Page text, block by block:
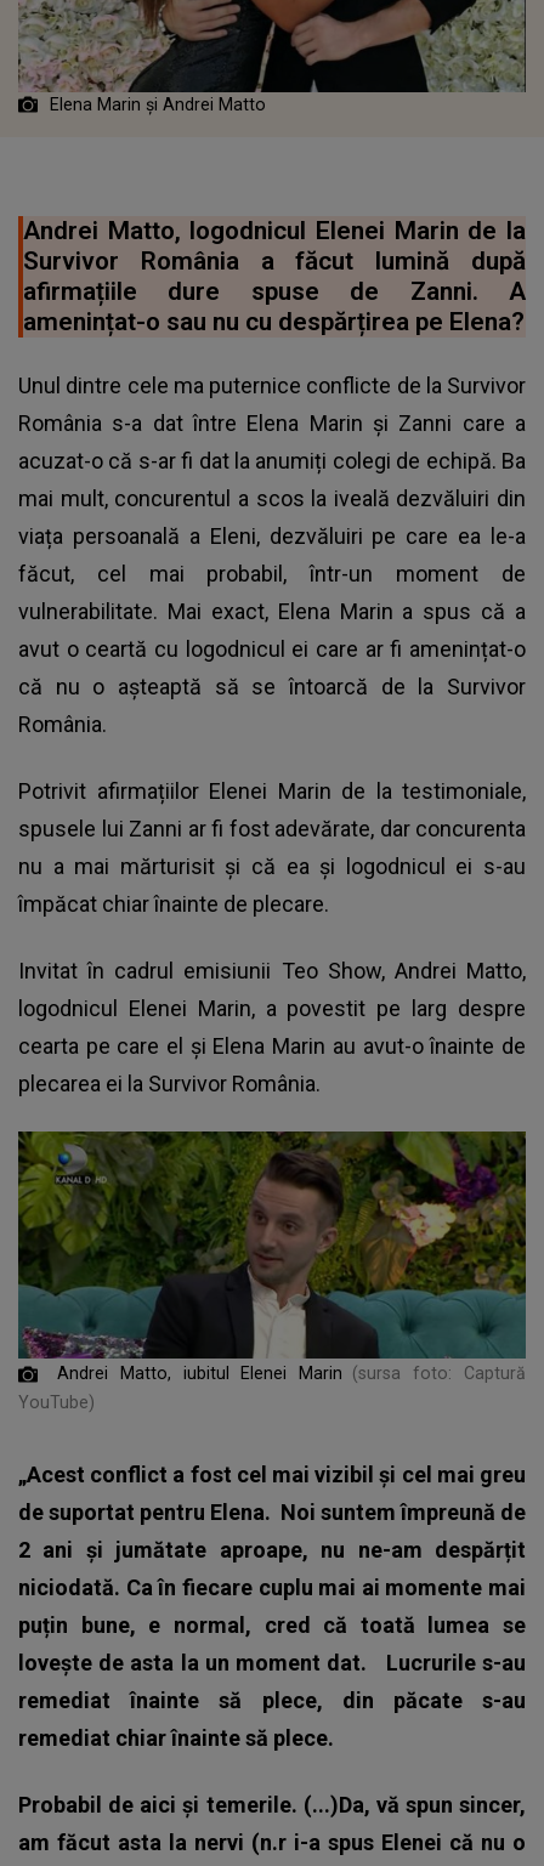
Elena Marin și Andrei Matto
Andrei Matto, logodnicul Elenei Marin de la
Survivor România a făcut lumină după
afirmațiile dure spuse de Zanni. A
amenințat-o sau nu cu despărțirea pe Elena?
Unul dintre cele ma puternice conflicte de la Survivor
România s-a dat între Elena Marin și Zanni care a
acuzat-o că s-ar fi dat la anumiți colegi de echipă. Ba
mai mult, concurentul a scos la iveală dezvăluiri din
viața persoanală a Eleni, dezvăluiri pe care ea le-a
făcut, cel mai probabil, într-un moment de
vulnerabilitate. Mai exact, Elena Marin a spus că a
avut o ceartă cu logodnicul ei care ar fi amenințat-o
că nu o așteaptă să se întoarcă de la Survivor
România.
Potrivit afirmațiilor Elenei Marin de la testimoniale,
spusele lui Zanni ar fi fost adevărate, dar concurenta
nu a mai mărturisit și că ea și logodnicul ei s-au
împăcat chiar înainte de plecare.
Invitat în cadrul emisiunii Teo Show, Andrei Matto,
logodnicul Elenei Marin, a povestit pe larg despre
cearta pe care el și Elena Marin au avut-o înainte de
plecarea ei la Survivor România.
Andrei Matto, iubitul Elenei Marin
(sursa foto: Captură
YouTube)
„Acest conflict a fost cel mai vizibil și cel mai greu
de suportat pentru Elena. Noi suntem împreună de
2 ani și jumătate aproape, nu ne-am despărțit
niciodată. Ca în fiecare cuplu mai ai momente mai
puțin bune, e normal, cred că toată lumea se
lovește de asta la un moment dat. Lucrurile s-au
remediat înainte să plece, din păcate s-au
remediat chiar înainte să plece.
Probabil de aici și temerile. (...)Da, vă spun sincer,
am făcut asta la nervi (n.r i-a spus Elenei că nu o